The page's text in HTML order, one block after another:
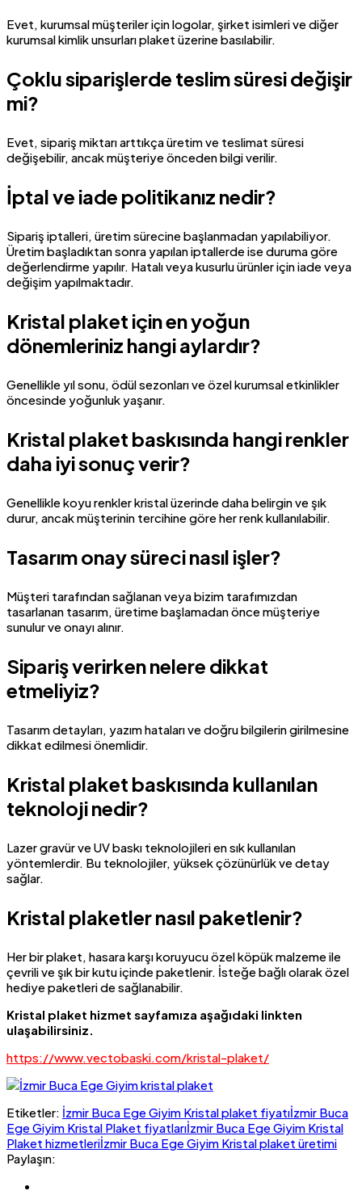
Evet, kurumsal müşteriler için logolar, şirket isimleri ve diğer
kurumsal kimlik unsurları plaket üzerine basılabilir.
Çoklu siparişlerde teslim süresi değişir
mi?
Evet, sipariş miktarı arttıkça üretim ve teslimat süresi
değişebilir, ancak müşteriye önceden bilgi verilir.
İptal ve iade politikanız nedir?
Sipariş iptalleri, üretim sürecine başlanmadan yapılabiliyor.
Üretim başladıktan sonra yapılan iptallerde ise duruma göre
değerlendirme yapılır. Hatalı veya kusurlu ürünler için iade veya
değişim yapılmaktadır.
Kristal plaket için en yoğun
dönemleriniz hangi aylardır?
Genellikle yıl sonu, ödül sezonları ve özel kurumsal etkinlikler
öncesinde yoğunluk yaşanır.
Kristal plaket baskısında hangi renkler
daha iyi sonuç verir?
Genellikle koyu renkler kristal üzerinde daha belirgin ve şık
durur, ancak müşterinin tercihine göre her renk kullanılabilir.
Tasarım onay süreci nasıl işler?
Müşteri tarafından sağlanan veya bizim tarafımızdan
tasarlanan tasarım, üretime başlamadan önce müşteriye
sunulur ve onayı alınır.
Sipariş verirken nelere dikkat
etmeliyiz?
Tasarım detayları, yazım hataları ve doğru bilgilerin girilmesine
dikkat edilmesi önemlidir.
Kristal plaket baskısında kullanılan
teknoloji nedir?
Lazer gravür ve UV baskı teknolojileri en sık kullanılan
yöntemlerdir. Bu teknolojiler, yüksek çözünürlük ve detay
sağlar.
Kristal plaketler nasıl paketlenir?
Her bir plaket, hasara karşı koruyucu özel köpük malzeme ile
çevrili ve şık bir kutu içinde paketlenir. İsteğe bağlı olarak özel
hediye paketleri de sağlanabilir.
Kristal plaket hizmet sayfamıza aşağıdaki linkten
ulaşabilirsiniz.
https://www.vectobaski.com/kristal-plaket/
Etiketler: İzmir Buca Ege Giyim Kristal plaket fiyatıİzmir Buca
Ege Giyim Kristal Plaket fiyatlarıİzmir Buca Ege Giyim Kristal
Plaket hizmetleriİzmir Buca Ege Giyim Kristal plaket üretimi
Paylaşın: